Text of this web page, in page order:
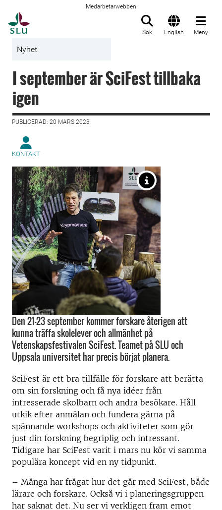
Medarbetarwebben
Sök English Meny
Nyhet
I september är SciFest tillbaka
igen
PUBLICERAD: 20 MARS 2023
KONTAKT
Den 21-23 september kommer forskare återigen att
kunna träffa skolelever och allmänhet på
Vetenskapsfestivalen SciFest. Teamet på SLU och
Uppsala universitet har precis börjat planera.
SciFest är ett bra tillfälle för forskare att berätta
om sin forskning och få nya idéer från
intresserade skolbarn och andra besökare. Håll
utkik efter anmälan och fundera gärna på
spännande workshops och aktiviteter som gör
just din forskning begriplig och intressant.
Tidigare har SciFest varit i mars nu kör vi samma
populära koncept vid en ny tidpunkt.
– Många har frågat hur det går med SciFest, både
lärare och forskare. Också vi i planeringsgruppen
har saknat det. Nu ser vi verkligen fram emot